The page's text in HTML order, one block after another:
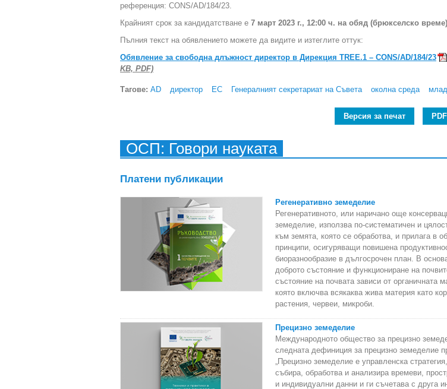
референция: CONS/AD/184/23.
Крайният срок за кандидатстване е 7 март 2023 г., 12:00 ч. на обяд (брюкселско
Пълния текст на обявлението можете да видите и изтеглите оттук:
Обявление за свободна длъжност директор в Дирекция TREE.1 – CONS/AD/184/23
KB, PDF)
Тагове: AD директор ЕС Генералният секретариат на Съвета околна среда
Версия за печат
ОСП: Говори науката
Платени публикации
Регенеративно земеделие
Регенеративното, или наричано още
земеделие, използва по-систематичен и
към земята, която се обработва, и прилага в
принципи, осигуряващи повишена
биоразнообразие в дългосрочен план. В
доброто състояние и функциониране на
състояние на почвата зависи от органичната
която включва всякаква жива материя като
растения, червеи, микроби.
Прецизно земеделие
Международното общество за прецизно
следната дефиниция за прецизно земеделие
„Прецизно земеделие е управленска
събира, обработва и анализира времеви,
и индивидуални данни и ги съчетава с друга